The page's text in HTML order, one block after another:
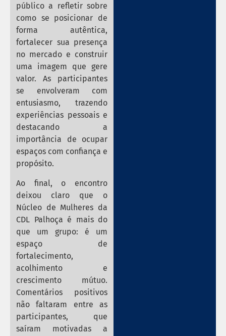
público a refletir sobre
como se posicionar de
forma autêntica,
fortalecer sua presença
no mercado e construir
uma imagem que gere
valor. As participantes
se envolveram com
entusiasmo, trazendo
experiências pessoais e
destacando a
importância de ocupar
espaços com confiança e
propósito.
Ao final, o encontro
deixou claro que o
Núcleo de Mulheres da
CDL Palhoça é mais do
que um grupo: é um
espaço de
fortalecimento,
acolhimento e
crescimento mútuo.
Comentários positivos
não faltaram entre as
participantes, que
saíram motivadas a